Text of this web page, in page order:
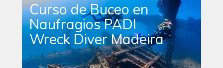
Curso de Buceo en
Naufragios PADI
Wreck Diver Madeira